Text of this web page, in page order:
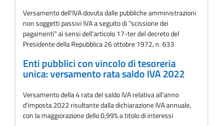
Versamento dell'IVA dovuta dalle pubbliche amministrazioni
non soggetti passivi IVA a seguito di "scissione dei
pagamenti" ai sensi dell'articolo 17-ter del decreto del
Presidente della Repubblica 26 ottobre 1972, n. 633
Enti pubblici con vincolo di tesoreria
unica: versamento rata saldo IVA 2022
Versamento della 4 rata del saldo IVA relativa all'anno
d'imposta 2022 risultante dalla dichiarazione IVA annuale,
con la maggiorazione dello 0,99% a titolo di interessi